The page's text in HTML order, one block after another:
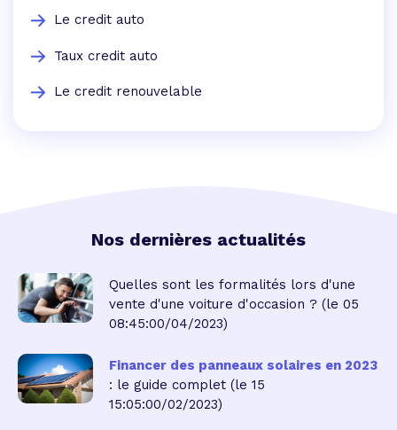
Le credit auto
Taux credit auto
Le credit renouvelable
Nos dernières actualités
Quelles sont les formalités lors d'une
vente d'une voiture d'occasion ? (le 05
08:45:00/04/2023)
Financer des panneaux solaires en 2023
: le guide complet (le 15
15:05:00/02/2023)